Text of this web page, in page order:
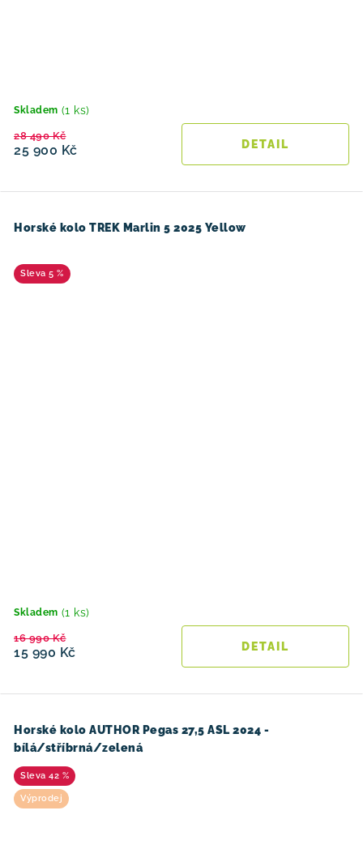
Skladem (1 ks)
25 900 Kč
28 490 Kč
Horské kolo TREK Marlin 5 2025 Yellow
5 %
Skladem (1 ks)
15 990 Kč
16 990 Kč
Horské kolo AUTHOR Pegas 27,5 ASL 2024 -
bílá/stříbrná/zelená
42 %
Výprodej